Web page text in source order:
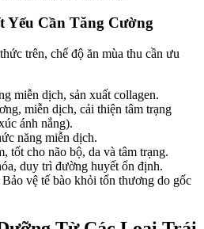
Yếu Cần Tăng Cường
trên, chế độ ăn mùa thu cần ưu
miễn dịch, sản xuất collagen.
miễn dịch, cải thiện tâm trạng
ánh nắng).
năng miễn dịch.
tốt cho não bộ, da và tâm trạng.
duy trì đường huyết ổn định.
Bảo vệ tế bào khỏi tổn thương do gốc